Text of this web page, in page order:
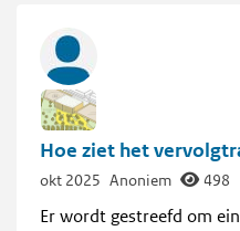
Hoe ziet het
okt 2025 Anoniem 498
Er wordt gestreefd om